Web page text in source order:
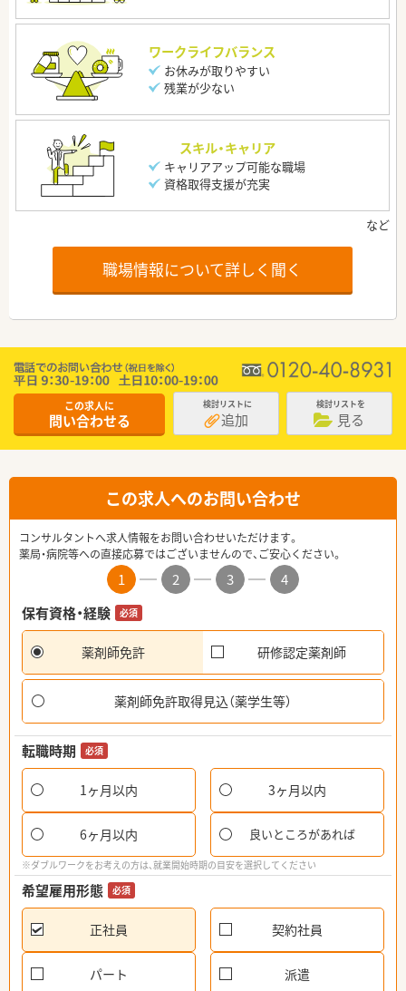
ワークライフバランス
お休みが取りやすい
残業が少ない
スキル・キャリア
キャリアアップ可能な職場
資格取得支援が充実
職場情報について詳しく聞く
この求人に
問い合わせる
検討リストに
追加
検討リストを
見る
この求人へのお問い合わせ
コンサルタントへ求人情報をお問い合わせいただけます。
薬局・病院等への直接応募ではございませんので、ご安心ください。
1 2 3
4
保有資格・経験
必須
薬剤師免許 研修認定薬剤師
薬剤師免許取得見込（薬学生等）
転職時期 必須
1ヶ月以内 3ヶ月以内
6ヶ月以内 良いところがあれば
※ダブルワークをお考えの方は、就業開始時期の目安を選択してください
希望雇用形態 必須
正社員 契約社員
パート 派遣